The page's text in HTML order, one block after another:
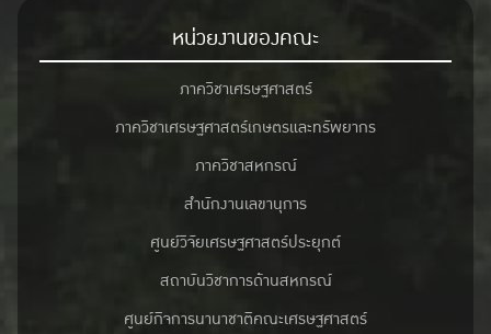
หน่วยงานของคณะ
ภาควิชาเศรษฐศาสตร์
ภาควิชาเศรษฐศาสตร์เกษตรและทรัพยากร
ภาควิชาสหกรณ์
สำนักงานเลขานุการ
ศูนย์วิจัยเศรษฐศาสตร์ประยุกต์
สถาบันวิชาการด้านสหกรณ์
ศูนย์กิจการนานาชาติคณะเศรษฐศาสตร์